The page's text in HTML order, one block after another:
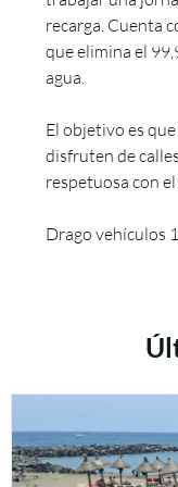
recarga. Cuenta
que elimina el
agua.
El objetivo es
disfruten de
respetuosa con
Drago vehículos